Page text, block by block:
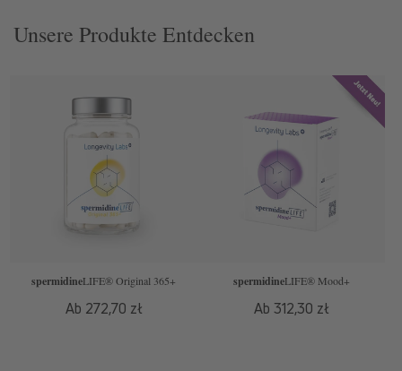
Unsere Produkte Entdecken
spermidineLIFE® Original 365+
Normaler
Ab 272,70 zł
spermidineLIFE® Mood+
Normaler
Ab 312,30 zł